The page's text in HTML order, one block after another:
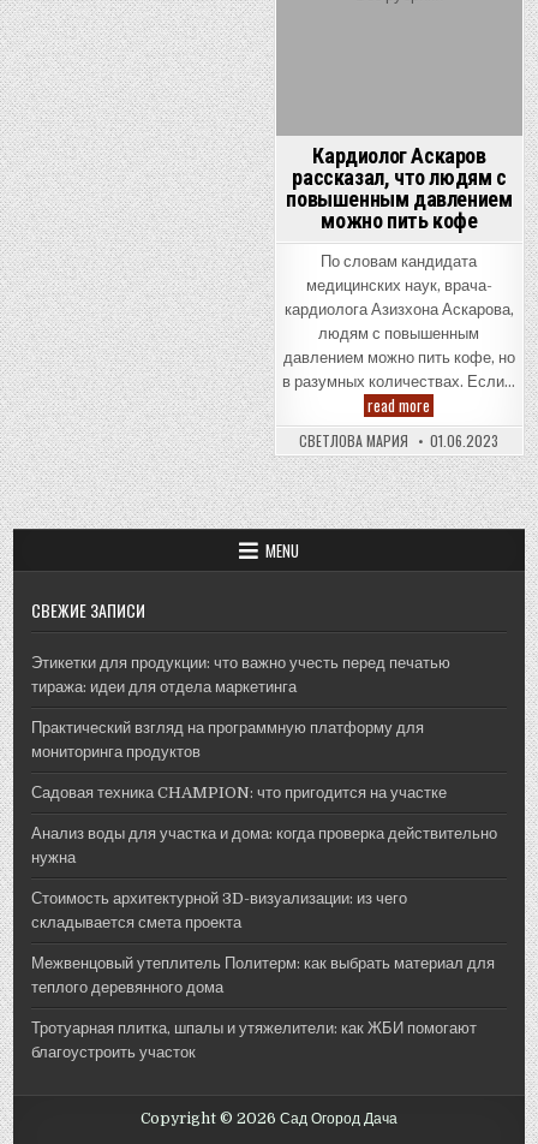
НЕСТЕРОИДНЫХ
ПРОТИВОВОСПАЛИТЕЛЬНЫХ
ПРЕПАРАТОВ опасны
Кардиолог Аскаров
рассказал, что людям с
повышенным давлением
можно пить кофе
По словам кандидата
медицинских наук, врача-
кардиолога Азизхона Аскарова,
людям с повышенным
давлением можно пить кофе, но
в разумных количествах. Если…
read more
Аскаров
рассказал,
что
людям
с
повышенным
давлением
можно
СВЕТЛОВА МАРИЯ 01.06.2023
MENU
СВЕЖИЕ ЗАПИСИ
Этикетки для продукции: что важно учесть перед печатью
тиража: идеи для отдела маркетинга
Практический взгляд на программную платформу для
мониторинга продуктов
Садовая техника CHAMPION: что пригодится на участке
Анализ воды для участка и дома: когда проверка действительно
нужна
Стоимость архитектурной 3D-визуализации: из чего
складывается смета проекта
Межвенцовый утеплитель Политерм: как выбрать материал для
теплого деревянного дома
Тротуарная плитка, шпалы и утяжелители: как ЖБИ помогают
благоустроить участок
Copyright © 2026 Сад Огород Дача